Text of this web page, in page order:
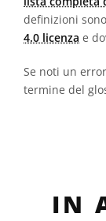
definizioni
4.0 licenza e
Se noti un
termine del
IN